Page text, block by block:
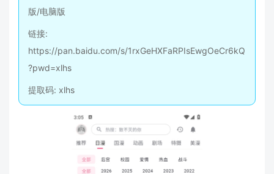
版/电脑版
链接:
https://pan.baidu.com/s/1rxGeHXFaRPIsEwgOeCr6kQ
?pwd=xlhs
提取码: xlhs